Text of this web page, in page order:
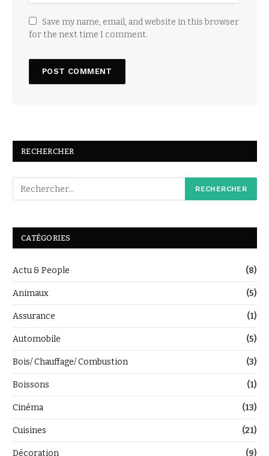
Save my name, email, and website in this browser
for the next time I comment.
RECHERCHER
CATÉGORIES
Actu & People (8)
Animaux (5)
Assurance (1)
Automobile (5)
Bois/ Chauffage/ Combustion (3)
Boissons (1)
Cinéma (13)
Cuisines (21)
Décoration (9)